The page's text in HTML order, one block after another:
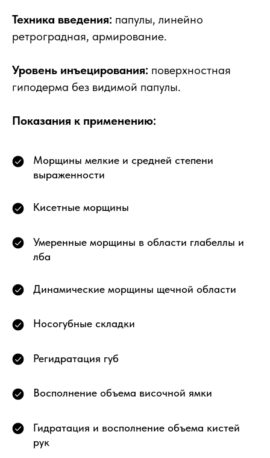
Техника введения: папулы, линейно
ретроградная, армирование.
Уровень инъецирования: поверхностная
гиподерма без видимой папулы.
Показания к применению:
Морщины мелкие и средней степени
выраженности
Кисетные морщины
Умеренные морщины в области глабеллы и
лба
Динамические морщины щечной области
Носогубные складки
Регидратация губ
Восполнение объема височной ямки
Гидратация и восполнение объема кистей
рук